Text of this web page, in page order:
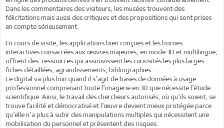
Dans les commentaires des visiteurs, les musées trouvent des
félicitations mais aussi des critiques et des propositions qui sont prises
en compte sérieusement.
En cours de visite, les applications bien conçues et les bornes
interactives consacrées aux œuvres majeures, en mode 3D et multilingue,
offrent des ressources qui assouvissent les curiosités les plus larges :
fiches détaillées, agrandissements, bibliographies ...
Le digital va plus loin quand il s’agit de bases de données à usage
professionnel comprenant toute l’imagerie en 3D que nécessite l’étude
scientifique. Ainsi, le travail des chercheurs autorisés, où qu’ils soient, se
trouve facilité et démocratisé et l’œuvre devient mieux protégée parce
qu’elle n’a plus à subir des manipulations multiples qui nécessitent une
mobilisation du personnel et présentent des risques.